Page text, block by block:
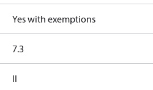
Yes with exemptions
7.3
II